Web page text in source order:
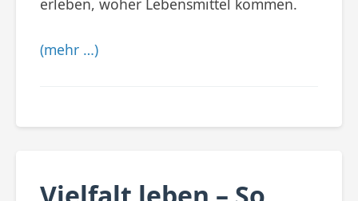
erleben, woher Lebensmittel kommen.
(mehr …)